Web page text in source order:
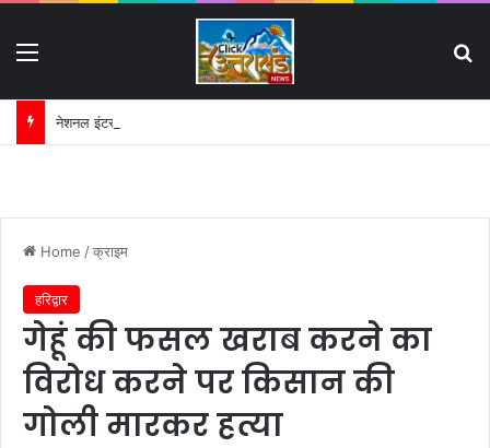
नेशनल इंटर कॉलेज धनौरी की जमीन विवाद में हाईकोर्ट का अहम निर्देश:
Home /क्राइम
हरिद्वार
गेहूं की फसल खराब करने का
विरोध करने पर किसान की
गोली मारकर हत्या